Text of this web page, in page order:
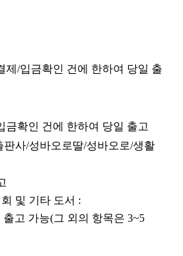
제/입금확인 건에 한하여 당일 출
금확인 건에 한하여 당일 출고
사/성바오로딸/성바오로/생활
및 기타 도서 :
고 가능(그 외의 항목은 3~5